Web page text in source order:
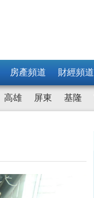
房產頻道 財經頻道
高雄 屏東 基隆